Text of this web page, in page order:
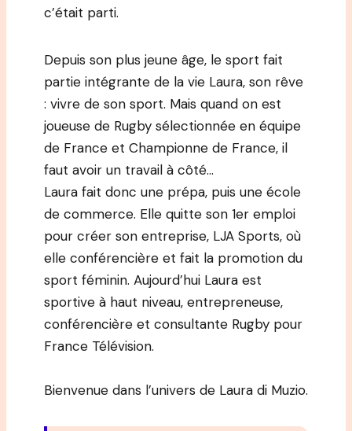
c’était parti.
Depuis son plus jeune âge, le sport fait
partie intégrante de la vie Laura, son rêve
: vivre de son sport. Mais quand on est
joueuse de Rugby sélectionnée en équipe
de France et Championne de France, il
faut avoir un travail à côté…
Laura fait donc une prépa, puis une école
de commerce. Elle quitte son 1er emploi
pour créer son entreprise, LJA Sports, où
elle conférencière et fait la promotion du
sport féminin. Aujourd’hui Laura est
sportive à haut niveau, entrepreneuse,
conférencière et consultante Rugby pour
France Télévision.
Bienvenue dans l’univers de Laura di Muzio.